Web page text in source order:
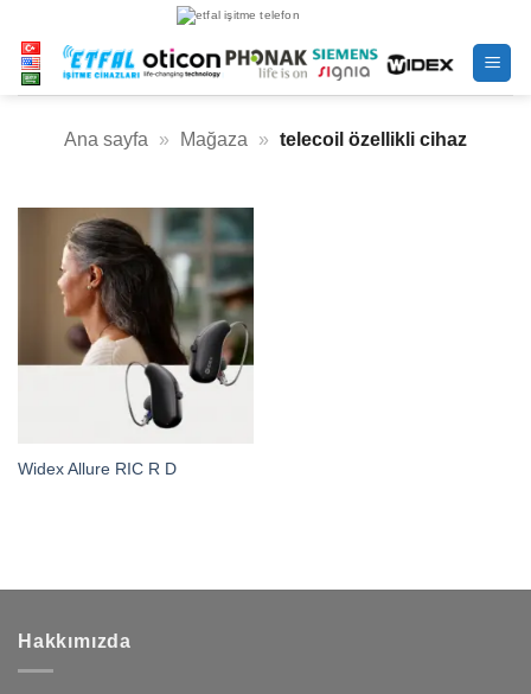
atla
Ana sayfa » Mağaza » telecoil özellikli cihaz
Widex Allure RIC R D
Hakkımızda